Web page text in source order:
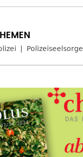
Polizeiseelsorge